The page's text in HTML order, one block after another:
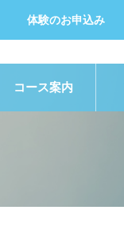
体験のお申込み
コース案内